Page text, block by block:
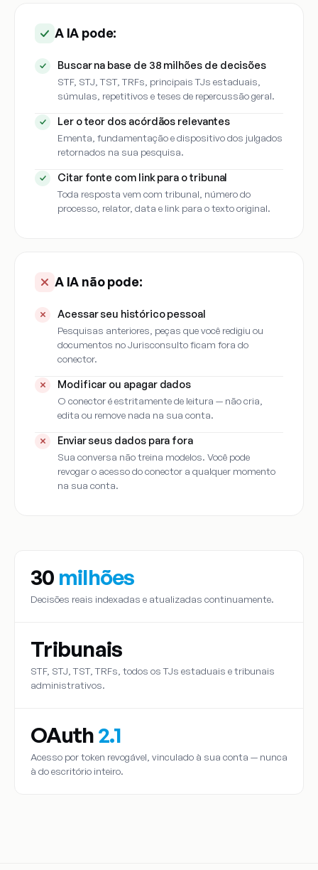
A IA pode:
Buscar na base de 38 milhões de decisões
STF, STJ, TST, TRFs, principais TJs estaduais,
súmulas, repetitivos e teses de repercussão geral.
Ler o teor dos acórdãos relevantes
Ementa, fundamentação e dispositivo dos julgados
retornados na sua pesquisa.
Citar fonte com link para o tribunal
Toda resposta vem com tribunal, número do
processo, relator, data e link para o texto original.
A IA não pode:
Acessar seu histórico pessoal
Pesquisas anteriores, peças que você redigiu ou
documentos no Jurisconsulto ficam fora do
conector.
Modificar ou apagar dados
O conector é estritamente de leitura — não cria,
edita ou remove nada na sua conta.
Enviar seus dados para fora
Sua conversa não treina modelos. Você pode
revogar o acesso do conector a qualquer momento
na sua conta.
30 milhões
Decisões reais indexadas e atualizadas continuamente.
Tribunais
STF, STJ, TST, TRFs, todos os TJs estaduais e tribunais
administrativos.
OAuth2.1
Acesso por token revogável, vinculado à sua conta — nunca
à do escritório inteiro.